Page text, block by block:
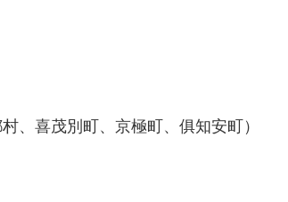
、喜茂別町、京極町、俱知安町）